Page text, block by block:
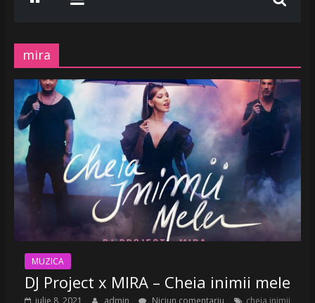
ASCULTA
HITURILE
LA
Radio
Belea
Romania
www.radiobelea.ro
mira
MUZICA
DJ Project x MIRA – Cheia inimii mele
iulie 8, 2021 admin Niciun comentariu
cheia inimii